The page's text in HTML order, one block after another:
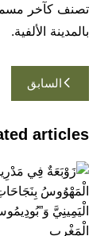
تصنف كآخر
بالمدينة الألفية.
تصفّح
المقالات
السابق
articles